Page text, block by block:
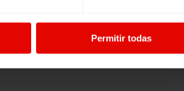
Permitir todas